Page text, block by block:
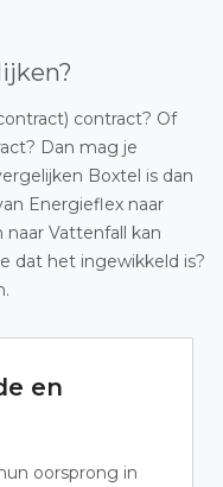
contract? Of
Dan mag je
Boxtel is dan
Energieflex naar
Vattenfall kan
dat het ingewikkeld is?
en
oorsprong in